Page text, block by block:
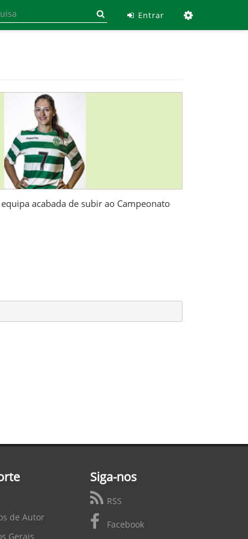
Entrar
acabada de subir ao Campeonato
de Autor
Gerais
Siga-nos
RSS
Facebook